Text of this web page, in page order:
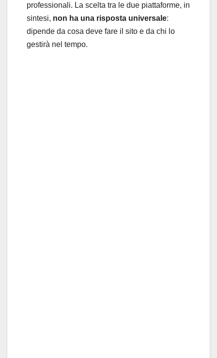
professionali. La scelta tra le due piattaforme, in
sintesi, non ha una risposta universale:
dipende da cosa deve fare il sito e da chi lo
gestirà nel tempo.